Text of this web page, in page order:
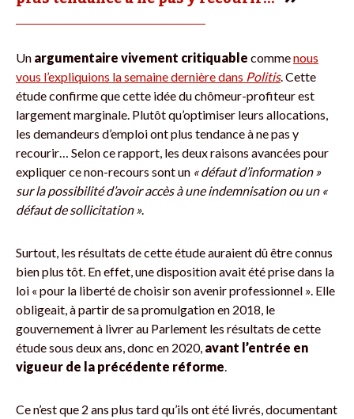
Un argumentaire vivement critiquable commenous
vous l’expliquions la semaine dernière dans Politis. Cette
étude confirme que cette idée du chômeur-profiteur est
largement marginale. Plutôt qu’optimiser leurs allocations,
les demandeurs d’emploi ont plus tendance à ne pas y
recourir… Selon ce rapport, les deux raisons avancées pour
expliquer ce non-recours sont un « défaut d’information »
sur la possibilité d’avoir accès à une indemnisation ou un «
défaut de sollicitation ».
Surtout, les résultats de cette étude auraient dû être connus
bien plus tôt. En effet, une disposition avait été prise dans la
loi « pour la liberté de choisir son avenir professionnel ». Elle
obligeait, à partir de sa promulgation en 2018, le
gouvernement à livrer au Parlement les résultats de cette
étude sous deux ans, donc en 2020, avant l’entrée en
vigueur de la précédente réforme.
Ce n’est que 2 ans plus tard qu’ils ont été livrés, documentant